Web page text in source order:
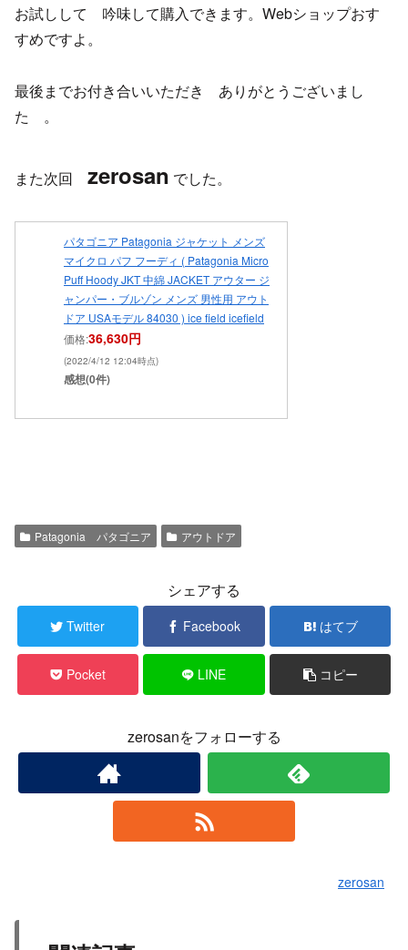
お試しして 吟味して購入できます。Webショップおす
すめですよ。
最後までお付き合いいただき ありがとうございまし
た 。
また次回 zerosan でした。
パタゴニア Patagonia ジャケット メンズ
マイクロ パフ フーディ ( Patagonia Micro
Puff Hoody JKT 中綿 JACKET アウター ジ
ャンパー・ブルゾン メンズ 男性用 アウト
ドア USAモデル 84030 ) ice field icefield
価格:36,630円
(2022/4/12 12:04時点)
感想(0件)
Patagonia パタゴニア アウトドア
シェアする
Twitter Facebook はてブ
Pocket LINE コピー
zerosanをフォローする
zerosan